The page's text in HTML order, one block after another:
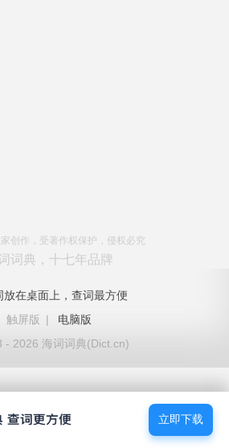
创作，受著作权保护，侵权必究
词典，十七年品牌
放在桌面上，查词最方便
触屏版
|
电脑版
- 2026 海词词典(Dict.cn)
立即下载
立即下载